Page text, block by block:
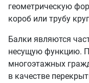
геометрическую
короб или трубу
Балки являются
несущую функцию.
многоэтажных
в качестве